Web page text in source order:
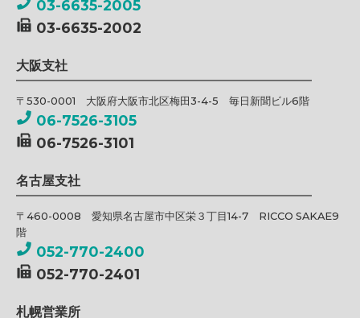
03-6635-2005
03-6635-2002
大阪支社
〒530-0001 大阪府大阪市北区梅田3-4-5 毎日新聞ビル6階
06-7526-3105
06-7526-3101
名古屋支社
〒460-0008 愛知県名古屋市中区栄３丁目14-7 RICCO SAKAE9
階
052-770-2400
052-770-2401
札幌営業所